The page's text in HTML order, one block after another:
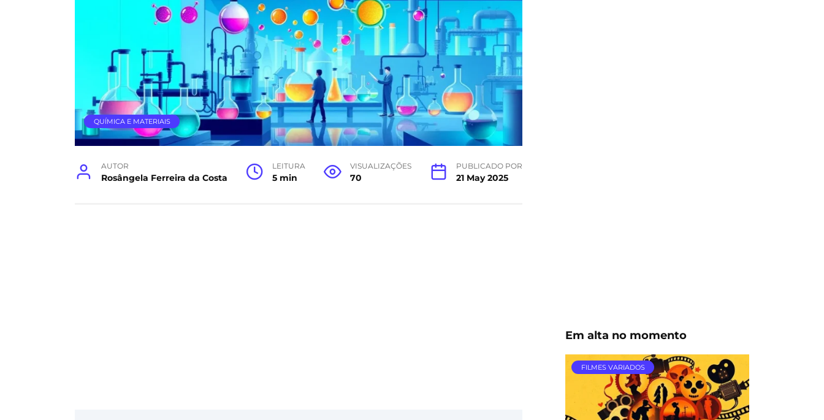
QUÍMICA E MATERIAIS
AUTOR
Rosângela Ferreira da Costa
LEITURA
5 min
VISUALIZAÇÕES
70
PUBLICADO POR
21 May 2025
Em alta no momento
FILMES VARIADOS